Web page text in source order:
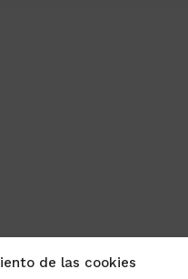
de las cookies